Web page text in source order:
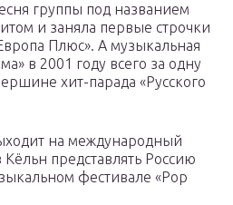
группы под названием
и заняла первые строчки
Плюс». А музыкальная
в 2001 году всего за одну
хит-парада «Русского
на международный
представлять Россию
фестивале «Pop